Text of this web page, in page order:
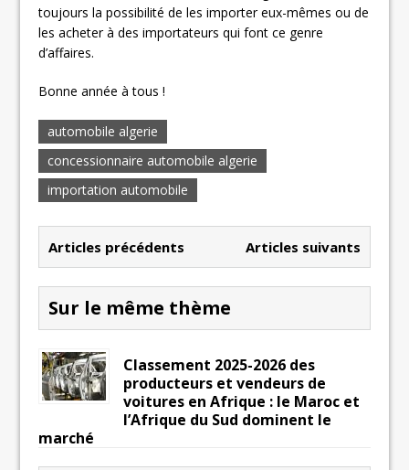
toujours la possibilité de les importer eux-mêmes ou de
les acheter à des importateurs qui font ce genre
d’affaires.
Bonne année à tous !
automobile algerie
concessionnaire automobile algerie
importation automobile
Articles précédents Articles suivants
Sur le même thème
Classement 2025-2026 des
producteurs et vendeurs de
voitures en Afrique : le Maroc et
l’Afrique du Sud dominent le
marché